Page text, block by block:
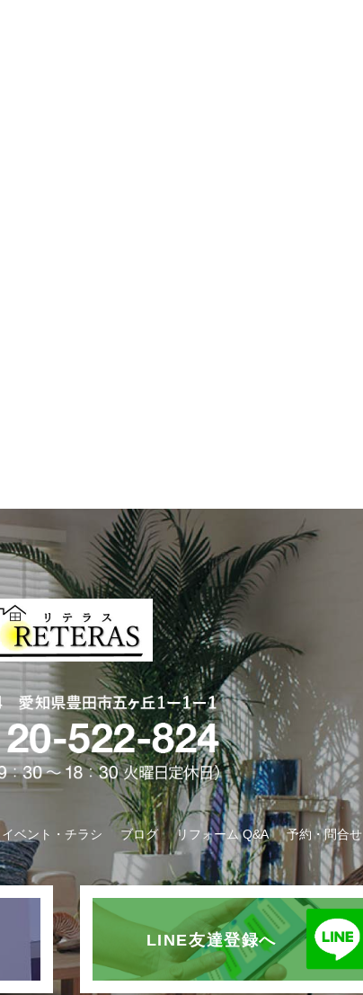
イベント・チラシ ブログ リフォーム Q&A 予約・問合せ
LINE友達登録へ